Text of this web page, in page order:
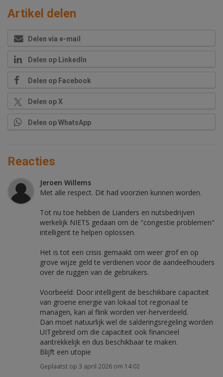
Artikel delen
Delen via e-mail
Delen op LinkedIn
Delen op Facebook
Delen op X
Delen op WhatsApp
Reacties
Jeroen Willems
Met alle respect. Dit had voorzien kunnen worden.
Tot nu toe hebben de Lianders en nutsbedrijven
werkelijk NIETS gedaan om de "congestie problemen"
intelligent te helpen oplossen.
Het is tot een crisis gemaakt om weer grof en op
grove wijze geld te verdienen voor de aandeelhouders
over de ruggen van de gebruikers.
Voorbeeld: Door intelligent de beschikbare capaciteit
van groene energie van lokaal tot regionaal te
managen, kan al flink worden ver-herverdeeld.
Dan moet natuurlijk wel de salderingsregeling worden
UITgebreid om die capaciteit ook financieel
aantrekkelijk en dus beschikbaar te maken.
Blijft een utopie
Geplaatst op 3 april 2026 om 14:02